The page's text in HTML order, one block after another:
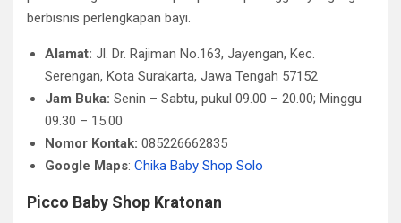
berbisnis perlengkapan bayi.
Alamat: Jl. Dr. Rajiman No.163, Jayengan, Kec.
Serengan, Kota Surakarta, Jawa Tengah 57152
Jam Buka: Senin – Sabtu, pukul 09.00 – 20.00; Minggu
09.30 – 15.00
Nomor Kontak: 085226662835
Google Maps: Chika Baby Shop Solo
Picco Baby Shop Kratonan